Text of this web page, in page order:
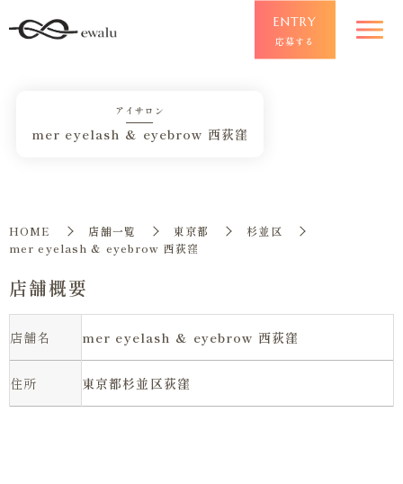
ENTRY
応募する
アイサロン
mer eyelash & eyebrow 西荻窪
HOME 店舗一覧 東京都
杉並区
mer eyelash & eyebrow 西荻窪
店舗概要
店舗名 mer eyelash & eyebrow 西荻窪
住所 東京都杉並区荻窪